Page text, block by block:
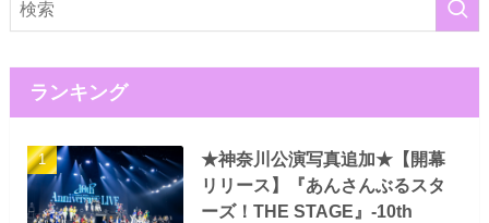
ランキング
★神奈川公演写真追加★【開幕
リリース】『あんさんぶるスタ
ーズ！THE STAGE』-10th